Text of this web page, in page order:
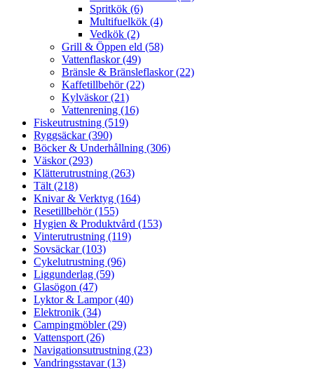
Spritkök (6)
Multifuelkök (4)
Vedkök (2)
Grill & Öppen eld (58)
Vattenflaskor (49)
Bränsle & Bränsleflaskor (22)
Kaffetillbehör (22)
Kylväskor (21)
Vattenrening (16)
Fiskeutrustning (519)
Ryggsäckar (390)
Böcker & Underhållning (306)
Väskor (293)
Klätterutrustning (263)
Tält (218)
Knivar & Verktyg (164)
Resetillbehör (155)
Hygien & Produktvård (153)
Vinterutrustning (119)
Sovsäckar (103)
Cykelutrustning (96)
Liggunderlag (59)
Glasögon (47)
Lyktor & Lampor (40)
Elektronik (34)
Campingmöbler (29)
Vattensport (26)
Navigationsutrustning (23)
Vandringsstavar (13)